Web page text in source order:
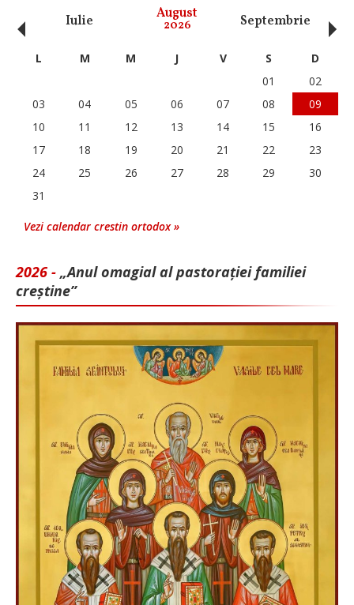
Iulie August
2026 Septembrie
‹ L M M J V S
D
01
02
03
04 05 06 07 08
09
10
11 12 13 14 15
16
17
18 19 20 21 22
23
24
25 26 27 28 29
30
31
Vezi calendar crestin ortodox »
2026 - „Anul omagial al pastorației familiei
creștine”